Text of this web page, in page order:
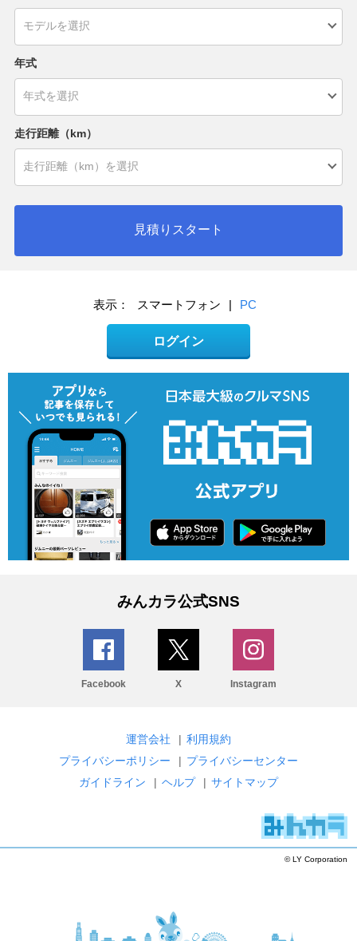
年式
走行距離（km）
見積りスタート
表示： スマートフォン | PC
ログイン
みんカラ公式SNS
Facebook X Instagram
運営会社 | 利用規約
プライバシーポリシー
| プライバシーセンター
ガイドライン
| ヘルプ | サイトマップ
© LY Corporation